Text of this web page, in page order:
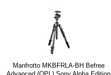
Manfrotto MKBFRLA-BH Befree